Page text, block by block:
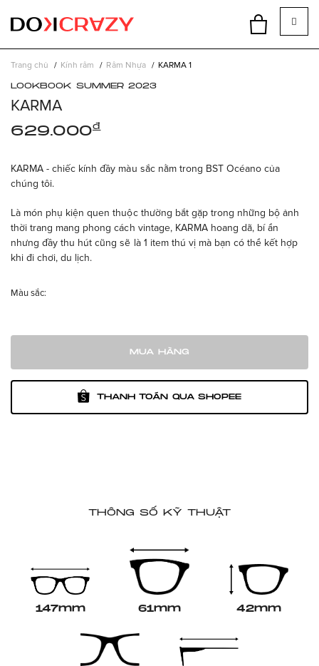
Trang chủ Kính râm Râm Nhựa KARMA 1
LOOKBOOK SUMMER 2023
KARMA
629.000đ
KARMA - chiếc kính đầy màu sắc nằm trong BST Océano của
chúng tôi.
Là món phụ kiện quen thuộc thường bắt gặp trong những bộ ảnh
thời trang mang phong cách vintage, KARMA hoang dã, bí ẩn
nhưng đầy thu hút cũng sẽ là 1 item thú vị mà bạn có thể kết hợp
khi đi chơi, du lịch.
Màu sắc:
MUA HÀNG
THANH TOÁN QUA SHOPEE
THÔNG SỐ KỸ THUẬT
147mm 61mm 42mm